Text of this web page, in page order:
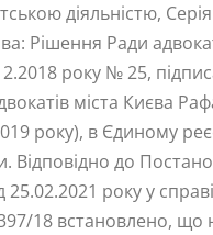
діяльністю,
Рішення Ради
року № 25,
міста Києва
року), в Єдиному
Відповідно до
25.02.2021 року у
18 встановлено, що